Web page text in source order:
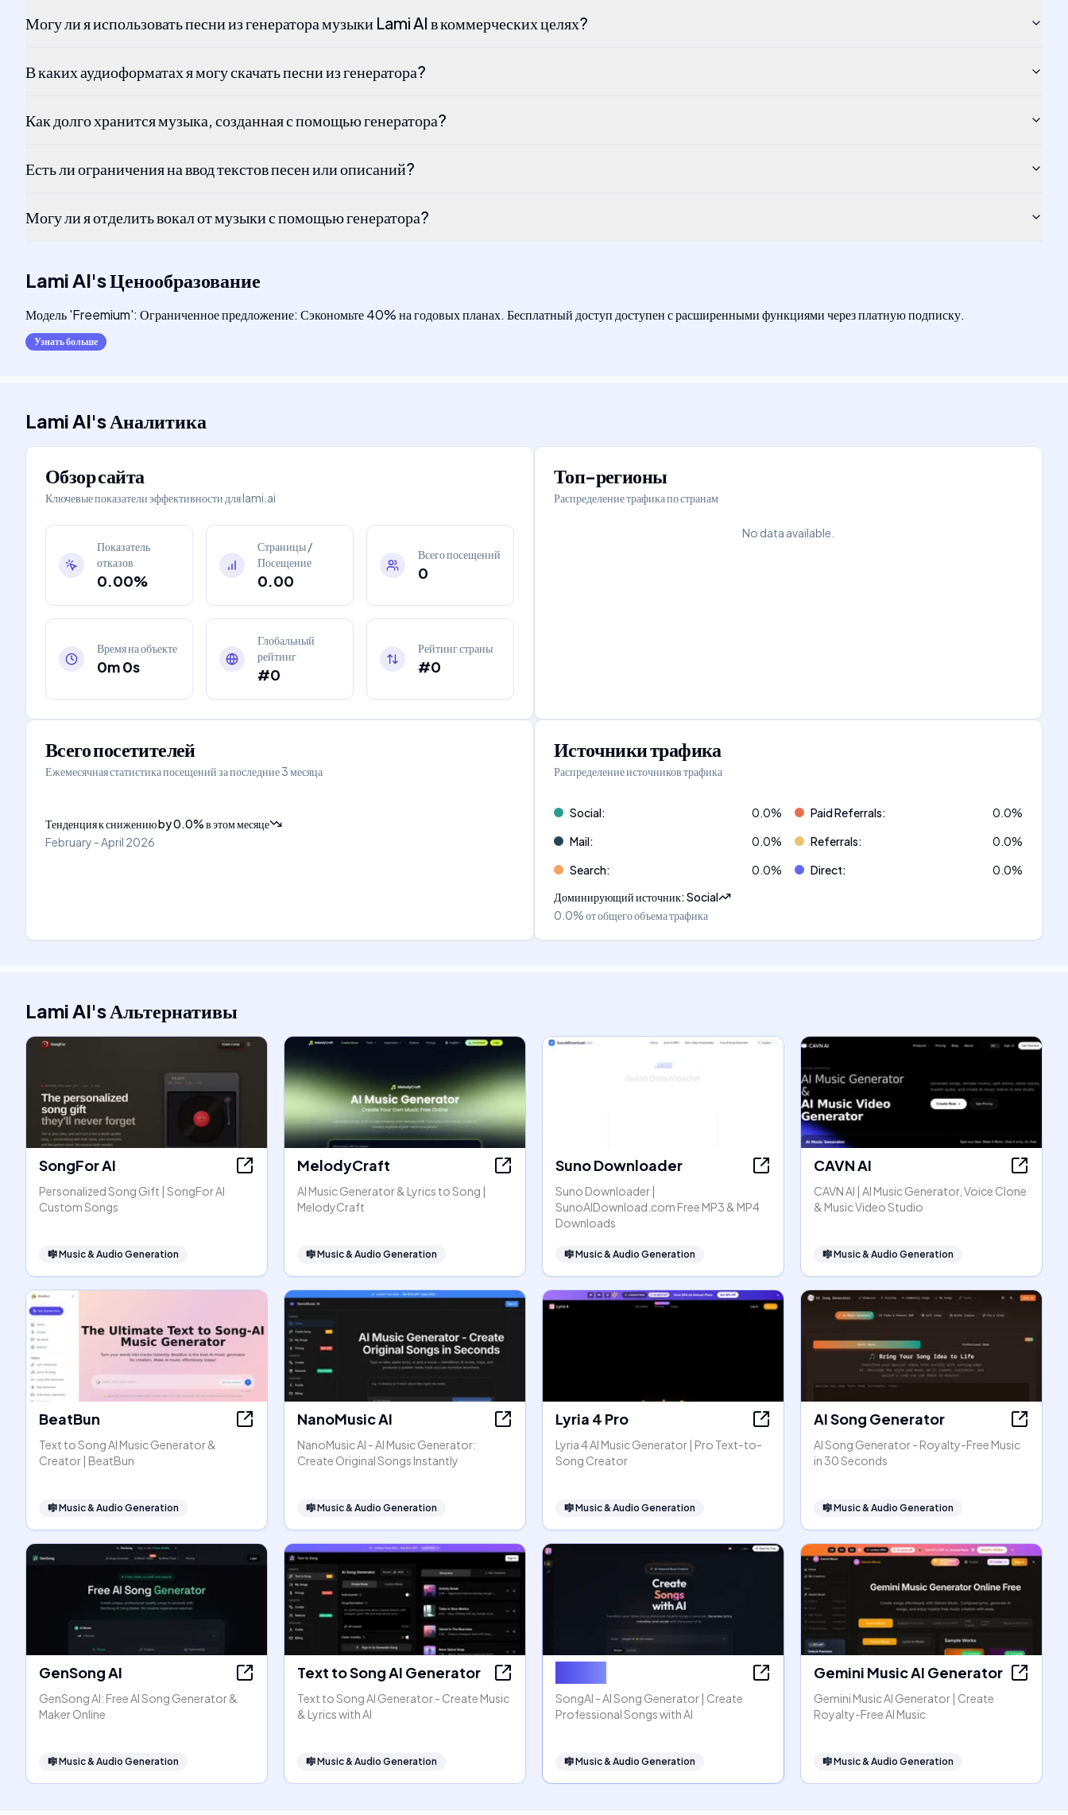
Могу ли я использовать песни из генератора музыки Lami AI в коммерческих целях?
В каких аудиоформатах я могу скачать песни из генератора?
Как долго хранится музыка, созданная с помощью генератора?
Есть ли ограничения на ввод текстов песен или описаний?
Могу ли я отделить вокал от музыки с помощью генератора?
Lami AI'sЦенообразование
Модель 'Freemium': Ограниченное предложение: Сэкономьте 40% на годовых планах. Бесплатный доступ доступен с расширенными функциями через платную подписку.
Узнать больше
Lami AI'sАналитика
Обзор сайта
Ключевые показатели эффективности дляlami.ai
Показатель
отказов
0.00%
Страницы /
Посещение
0.00
Всего посещений
0
Время на объекте
0m 0s
Глобальный
рейтинг
#0
Рейтинг страны
#0
Топ-регионы
Распределение трафика по странам
No data available.
Всего посетителей
Ежемесячная статистика посещений за последние 3 месяца
Тенденция к снижениюby0.0%в этом месяце
February - April 2026
Источники трафика
Распределение источников трафика
Social: 0.0% Paid Referrals: 0.0%
Mail: 0.0% Referrals: 0.0%
Search: 0.0% Direct: 0.0%
Доминирующий источник:Social
0.0%от общего объема трафика
Lami AI'sАльтернативы
SongFor AI
Personalized Song Gift | SongFor AI
Custom Songs
🎼Music & Audio Generation
MelodyCraft
AI Music Generator & Lyrics to Song |
MelodyCraft
🎼Music & Audio Generation
Suno Downloader
Suno Downloader |
SunoAIDownload.com Free MP3 & MP4
Downloads
🎼Music & Audio Generation
CAVN AI
CAVN AI | AI Music Generator, Voice Clone
& Music Video Studio
🎼Music & Audio Generation
BeatBun
Text to Song AI Music Generator &
Creator | BeatBun
🎼Music & Audio Generation
NanoMusic AI
NanoMusic AI - AI Music Generator:
Create Original Songs Instantly
🎼Music & Audio Generation
Lyria 4 Pro
Lyria 4 AI Music Generator | Pro Text-to-
Song Creator
🎼Music & Audio Generation
AI Song Generator
AI Song Generator - Royalty-Free Music
in 30 Seconds
🎼Music & Audio Generation
GenSong AI
GenSong AI: Free AI Song Generator &
Maker Online
🎼Music & Audio Generation
Text to Song AI Generator
Text to Song AI Generator - Create Music
& Lyrics with AI
🎼Music & Audio Generation
SongAI - AI Song Generator | Create
Professional Songs with AI
🎼Music & Audio Generation
Gemini Music AI Generator
Gemini Music AI Generator | Create
Royalty-Free AI Music
🎼Music & Audio Generation